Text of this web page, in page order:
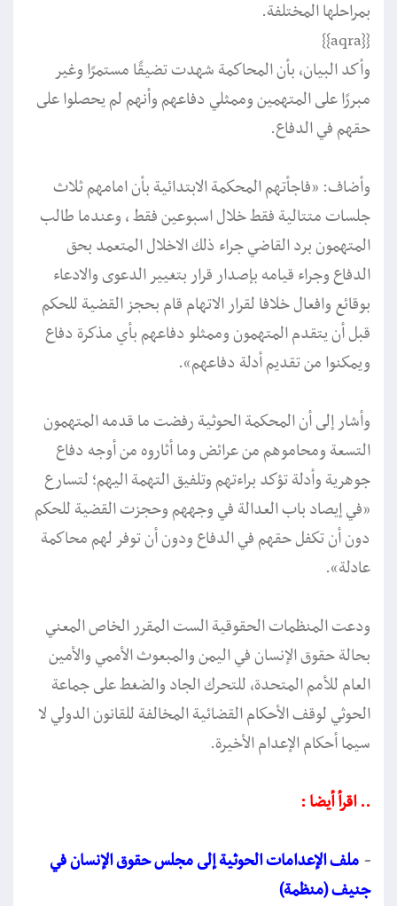
بمراحلها المختلفة.
{{aqra}}
وأكد البيان، بأن المحاكمة شهدت تضيقًا مستمرًا وغير
مبررًا على المتهمين وممثلي دفاعهم وأنهم لم يحصلوا على
حقهم في الدفاع.
وأضاف: «فاجأتهم المحكمة الابتدائية بأن امامهم ثلاث
جلسات متتالية فقط خلال اسبوعين فقط ، وعندما طالب
المتهمون برد القاضي جراء ذلك الاخلال المتعمد بحق
الدفاع وجراء قيامه بإصدار قرار بتغيير الدعوى والادعاء
بوقائع وافعال خلافا لقرار الاتهام قام بحجز القضية للحكم
قبل أن يتقدم المتهمون وممثلو دفاعهم بأي مذكرة دفاع
ويمكنوا من تقديم أدلة دفاعهم».
وأشار إلى أن المحكمة الحوثية رفضت ما قدمه المتهمون
التسعة ومحاموهم من عرائض وما أثاروه من أوجه دفاع
جوهرية وأدلة تؤكد براءتهم وتلفيق التهمة اليهم؛ لتسارع
«في إيصاد باب العدالة في وجههم وحجزت القضية للحكم
دون أن تكفل حقهم في الدفاع ودون أن توفر لهم محاكمة
عادلة».
ودعت المنظمات الحقوقية الست المقرر الخاص المعني
بحالة حقوق الإنسان في اليمن والمبعوث الأممي والأمين
العام للأمم المتحدة، للتحرك الجاد والضغط على جماعة
الحوثي لوقف الأحكام القضائية المخالفة للقانون الدولي لا
سيما أحكام الإعدام الأخيرة.
.. اقرأ أيضا :
-ملف الإعدامات الحوثية إلى مجلس حقوق الإنسان في
جنيف (منظمة)